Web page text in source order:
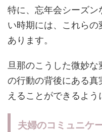
特に、忘年会シーズン
い時期には、これら
あります。
旦那のこうした微妙
の行動の背後にある
えることができるよう
夫婦のコミュニケ